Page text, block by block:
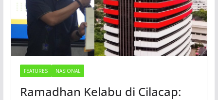
FEATURES NASIONAL
Ramadhan Kelabu di Cilacap: